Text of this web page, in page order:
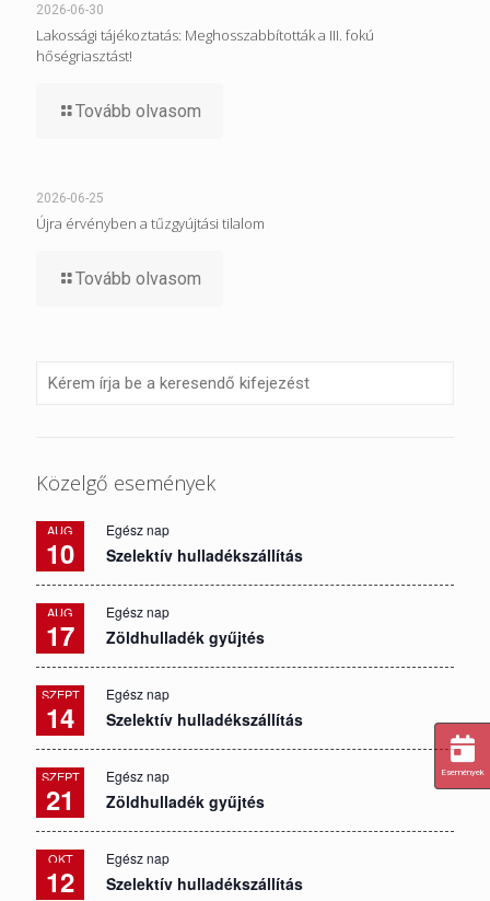
2026-06-30
Lakossági tájékoztatás: Meghosszabbították a III. fokú
hőségriasztást!
Tovább olvasom
2026-06-25
Újra érvényben a tűzgyújtási tilalom
Tovább olvasom
Közelgő események
AUG
10
Egész nap
Szelektív hulladékszállítás
AUG
17
Egész nap
Zöldhulladék gyűjtés
SZEPT
14
Egész nap
Szelektív hulladékszállítás
SZEPT
21
Egész nap
Zöldhulladék gyűjtés
OKT
12
Egész nap
Szelektív hulladékszállítás
Események